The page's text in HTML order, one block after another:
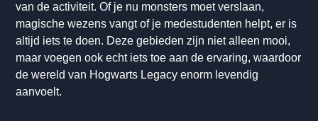
van de activiteit. Of je nu monsters moet verslaan,
magische wezens vangt of je medestudenten helpt, er is
altijd iets te doen. Deze gebieden zijn niet alleen mooi,
maar voegen ook echt iets toe aan de ervaring, waardoor
de wereld van Hogwarts Legacy enorm levendig
aanvoelt.